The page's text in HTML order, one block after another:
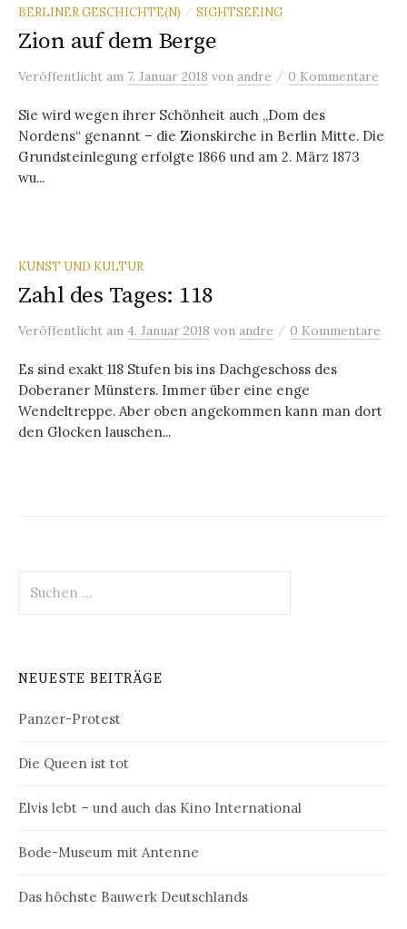
BERLINER GESCHICHTE(N) / SIGHTSEEING
Zion auf dem Berge
Veröffentlicht am 7. Januar 2018 von andre / 0 Kommentare
Sie wird wegen ihrer Schönheit auch „Dom des
Nordens“ genannt – die Zionskirche in Berlin Mitte. Die
Grundsteinlegung erfolgte 1866 und am 2. März 1873
wu...
KUNST UND KULTUR
Zahl des Tages: 118
Veröffentlicht am 4. Januar 2018 von andre / 0 Kommentare
Es sind exakt 118 Stufen bis ins Dachgeschoss des
Doberaner Münsters. Immer über eine enge
Wendeltreppe. Aber oben angekommen kann man dort
den Glocken lauschen...
nach:
NEUESTE BEITRÄGE
Panzer-Protest
Die Queen ist tot
Elvis lebt – und auch das Kino International
Bode-Museum mit Antenne
Das höchste Bauwerk Deutschlands